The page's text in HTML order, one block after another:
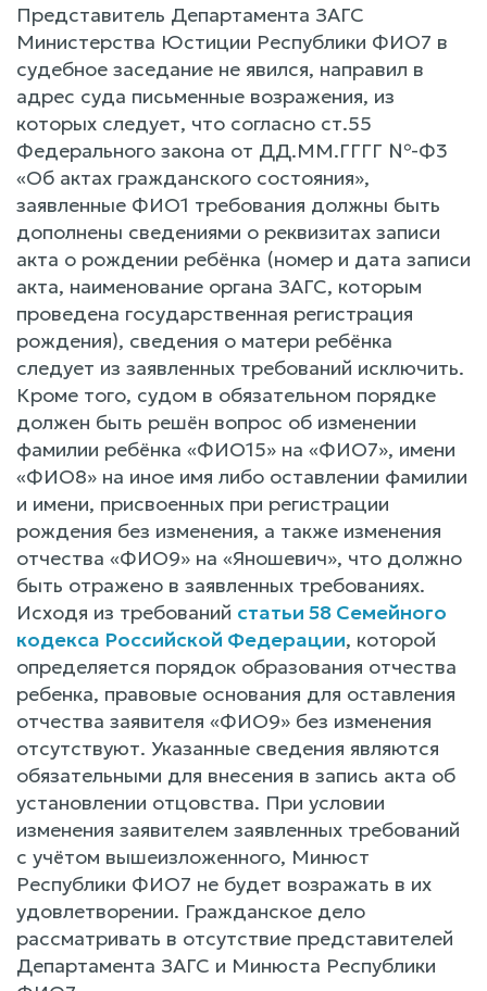
Представитель Департамента ЗАГС
Министерства Юстиции Республики ФИО7 в
судебное заседание не явился, направил в
адрес суда письменные возражения, из
которых следует, что согласно ст.55
Федерального закона от ДД.ММ.ГГГГ №-Ф3
«Об актах гражданского состояния»,
заявленные ФИО1 требования должны быть
дополнены сведениями о реквизитах записи
акта о рождении ребёнка (номер и дата записи
акта, наименование органа ЗАГС, которым
проведена государственная регистрация
рождения), сведения о матери ребёнка
следует из заявленных требований исключить.
Кроме того, судом в обязательном порядке
должен быть решён вопрос об изменении
фамилии ребёнка «ФИО15» на «ФИО7», имени
«ФИО8» на иное имя либо оставлении фамилии
и имени, присвоенных при регистрации
рождения без изменения, а также изменения
отчества «ФИО9» на «Яношевич», что должно
быть отражено в заявленных требованиях.
Исходя из требований статьи 58 Семейного
кодекса Российской Федерации, которой
определяется порядок образования отчества
ребенка, правовые основания для оставления
отчества заявителя «ФИО9» без изменения
отсутствуют. Указанные сведения являются
обязательными для внесения в запись акта об
установлении отцовства. При условии
изменения заявителем заявленных требований
с учётом вышеизложенного, Минюст
Республики ФИО7 не будет возражать в их
удовлетворении. Гражданское дело
рассматривать в отсутствие представителей
Департамента ЗАГС и Минюста Республики